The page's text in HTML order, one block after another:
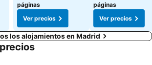
páginas
Ver precios
páginas
Ver precios
los alojamientos en Madrid